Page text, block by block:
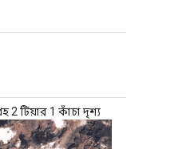
2 টিয়ার 1 কাঁচা দৃশ্য